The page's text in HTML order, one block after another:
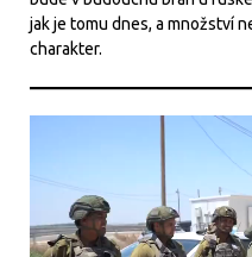
jak je tomu dnes, a množství
charakter.